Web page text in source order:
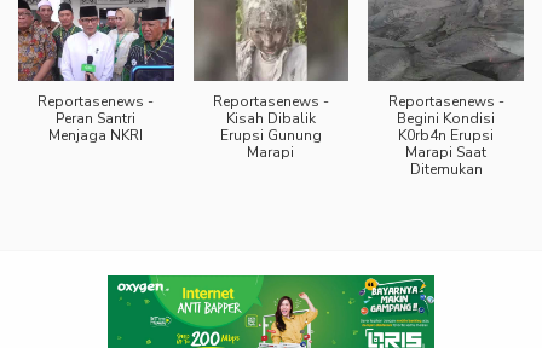
Reportasenews -
Peran Santri
Menjaga NKRI
Reportasenews -
Kisah Dibalik
Erupsi Gunung
Marapi
Reportasenews -
Begini Kondisi
K0rb4n Erupsi
Marapi Saat
Ditemukan